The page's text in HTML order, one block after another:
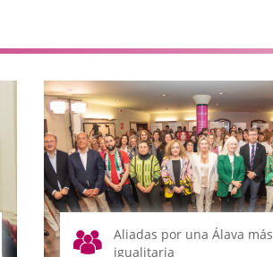
Aliadas por una Álava más
igualitaria